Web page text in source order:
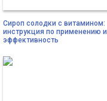
Сироп солодки с витамином:
инструкция по применению и
эффективность